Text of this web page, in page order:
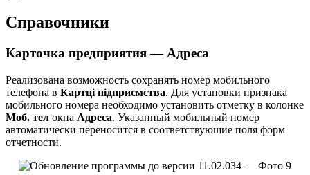
Справочники
Карточка предприятия — Адреса
Реализована возможность сохранять номер мобильного
телефона в Картці підприємства. Для установки признака
мобильного номера необходимо установить отметку в колонке
Моб. тел окна Адреса. Указанный мобильный номер
автоматически переносится в соответствующие поля форм
отчетности.